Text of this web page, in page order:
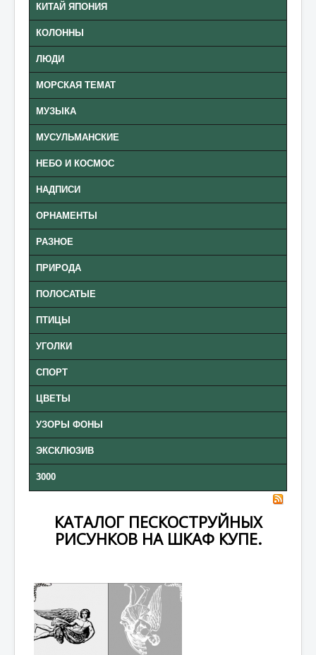
КИТАЙ ЯПОНИЯ
КОЛОННЫ
ЛЮДИ
МОРСКАЯ ТЕМАТ
МУЗЫКА
МУСУЛЬМАНСКИЕ
НЕБО И КОСМОС
НАДПИСИ
ОРНАМЕНТЫ
РАЗНОЕ
ПРИРОДА
ПОЛОСАТЫЕ
ПТИЦЫ
УГОЛКИ
СПОРТ
ЦВЕТЫ
УЗОРЫ ФОНЫ
ЭКСКЛЮЗИВ
3000
КАТАЛОГ ПЕСКОСТРУЙНЫХ
РИСУНКОВ НА ШКАФ КУПЕ.